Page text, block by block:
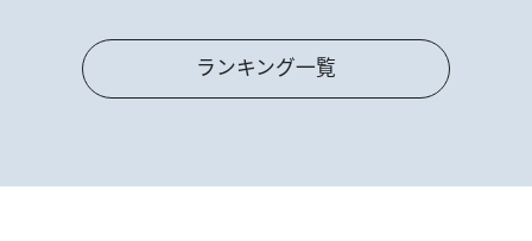
ランキング一覧